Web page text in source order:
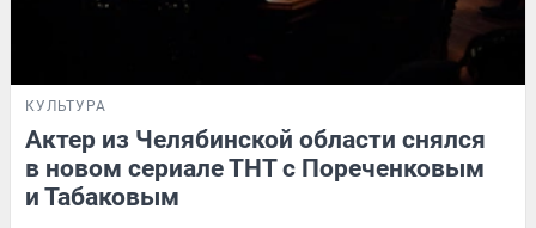
КУЛЬТУРА
Актер из Челябинской области снялся
в новом сериале ТНТ с Пореченковым
и Табаковым